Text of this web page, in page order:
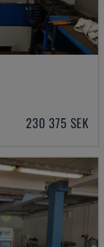
230 375 SEK